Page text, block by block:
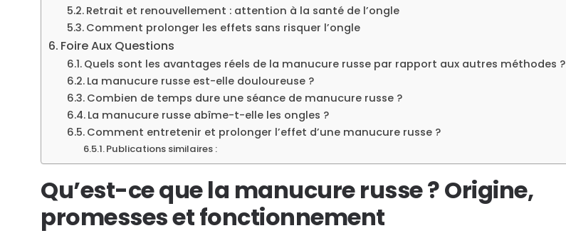
Retrait et renouvellement : attention à la santé de l’ongle
Comment prolonger les effets sans risquer l’ongle
Foire Aux Questions
Quels sont les avantages réels de la manucure russe par rapport aux autres méthodes ?
La manucure russe est-elle douloureuse ?
Combien de temps dure une séance de manucure russe ?
La manucure russe abîme-t-elle les ongles ?
Comment entretenir et prolonger l’effet d’une manucure russe ?
Publications similaires :
Qu’est-ce que la manucure russe ? Origine,
promesses et fonctionnement